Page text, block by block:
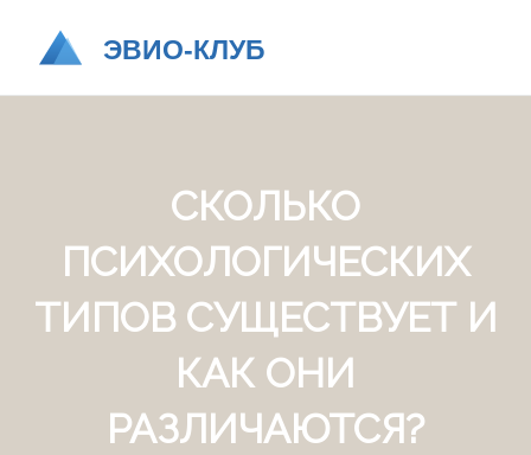
СКОЛЬКО
ПСИХОЛОГИЧЕСКИХ
ТИПОВ СУЩЕСТВУЕТ И
КАК ОНИ
РАЗЛИЧАЮТСЯ?